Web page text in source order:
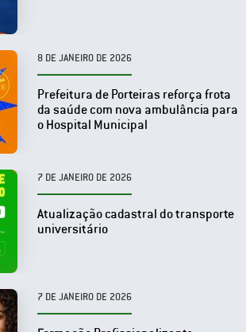
8 DE JANEIRO DE 2026
Prefeitura de Porteiras reforça frota
da saúde com nova ambulância para
o Hospital Municipal
7 DE JANEIRO DE 2026
Atualização cadastral do transporte
universitário
7 DE JANEIRO DE 2026